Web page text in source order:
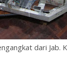
dari Jab.